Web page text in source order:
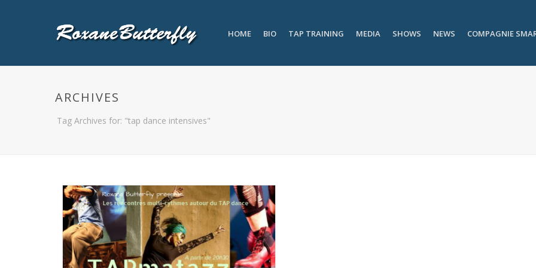
HOME BIO TAP TRAINING MEDIA SHOWS NEWS COMPAGNIE
ARCHIVES
Tag Archives for: "tap dance intensives"